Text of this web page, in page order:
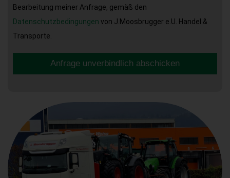
Bearbeitung meiner Anfrage, gemäß den
Datenschutzbedingungen von J.Moosbrugger e.U. Handel &
Transporte.
Anfrage unverbindlich abschicken